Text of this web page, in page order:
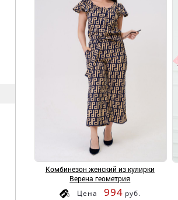
Комбинезон женский из кулирки
Верена геометрия
Цена 994 руб.